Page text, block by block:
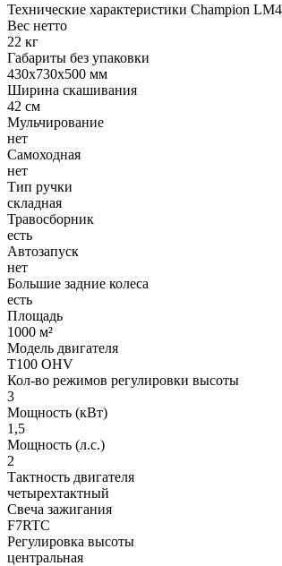
Технические характеристики Champion
Вес нетто
22 кг
Габариты без упаковки
430х730х500 мм
Ширина скашивания
42 см
Мульчирование
нет
Самоходная
нет
Тип ручки
складная
Травосборник
есть
Автозапуск
нет
Большие задние колеса
есть
Площадь
1000 м²
Модель двигателя
Т100 OHV
Кол-во режимов регулировки высоты
3
Мощность (кВт)
1,5
Мощность (л.с.)
2
Тактность двигателя
четырехтактный
Свеча зажигания
F7RTC
Регулировка высоты
центральная